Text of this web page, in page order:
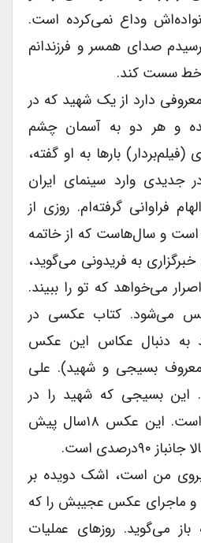
وداع نمی‌کرده است.
صداى همسر و فرزندانم
خط سست کند.
دارد از یک شهید که در
و هر دو به آسمان چشم
بارها به او گفته،
وارد سینماى ایران
فراوانى گرفته‌ام. روزى از
و سال‌هاست که از خاتمه
به فریدونى می‌گوید،
می‌خواهد که تو را ببیند.
می‌شود. کتاب عکسى در
به دنبال عکاس این عکس
بسیجى و شهید). على
بسیجى که شهید را در
آغوش گرفته پدر من است. این عکس ۱۸سال پیش
است.
من است، اشک دویده بر
ماجراى عکس عجیبش را که
می‌گوید. روزهاى عملیات